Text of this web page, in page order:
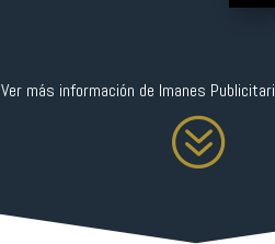
Ver más información de Imanes
?